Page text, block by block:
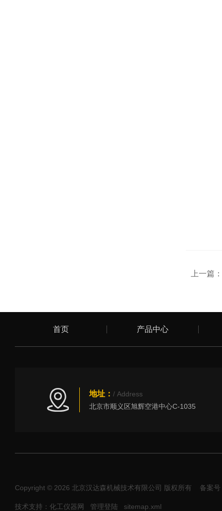
上一篇：
首页 产品中心
地址： / Address
北京市顺义区旭辉空港中心C-1035
Copyright © 2026 北京汉达森机械技术有限公司 版权所有 备案
技术支持：化工仪器网 管理登陆 sitemap.xml